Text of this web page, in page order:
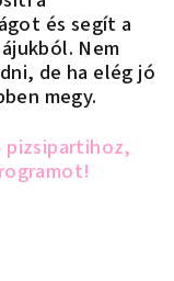
és segít a
Nem
de ha elég jó
megy.